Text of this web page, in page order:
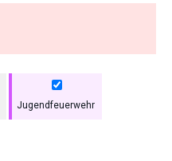
Jugendfeuerwehr